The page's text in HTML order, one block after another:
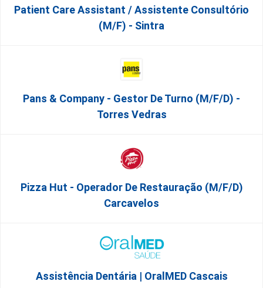
Patient Care Assistant / Assistente Consultório
(M/F) - Sintra
Pans & Company - Gestor De Turno (m/f/d) -
Torres Vedras
Pizza Hut - Operador De Restauração (m/f/d)
Carcavelos
Assistência Dentária | OralMED Cascais